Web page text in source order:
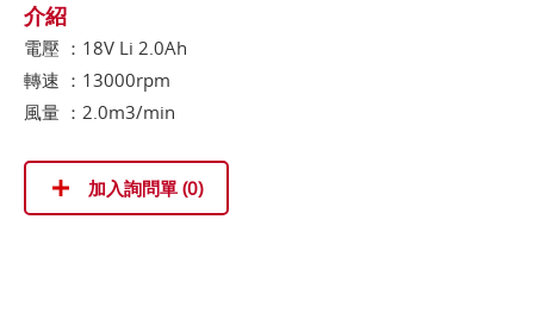
介紹
電壓 ：18V Li 2.0Ah
轉速 ：13000rpm
風量 ：2.0m3/min
加入詢問單 (0)